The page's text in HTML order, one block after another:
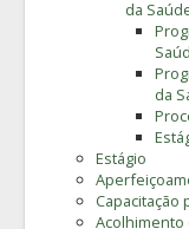
da
da
Estágio
Capacitação
Acolhimento